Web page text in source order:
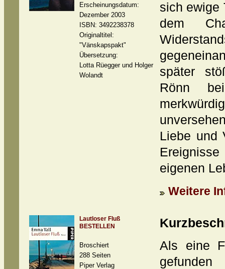
Erscheinungsdatum:
Dezember 2003
ISBN: 3492238378
Originaltitel:
"Vänskapspakt"
Übersetzung:
Lotta Rüegger und Holger
Wolandt
sich ewige
dem
später
Rönn
Liebe und
eigenen
Weitere
Lautloser Fluß
BESTELLEN
Broschiert
288 Seiten
Piper Verlag
Als eine